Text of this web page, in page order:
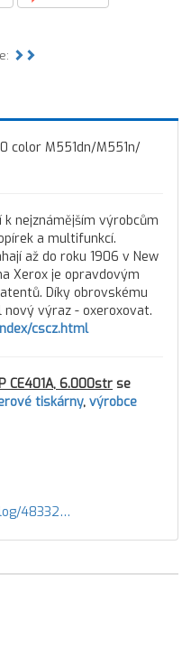
color M551dn/M551n/
k nejznámějším výrobcům
a multifunkcí.
až do roku 1906 v New
Xerox je opravdovým
Díky obrovskému
výraz - oxeroxovat.
cscz.html
CE401A, 6.000str se
tiskárny, výrobce
48332…